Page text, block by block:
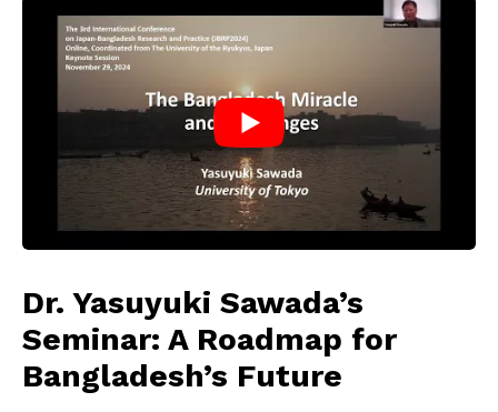
Dr. Yasuyuki Sawada’s
Seminar: A Roadmap for
Bangladesh’s Future